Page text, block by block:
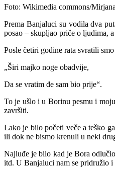
Foto: Wikimedia commons/
Prema Banjaluci su vodila dva
posao – skupljao priče o ljudima,
Posle četiri godine rata svratili
„Širi majko noge obadvije,
Da se vratim đe sam bio prije“.
To je ušlo i u Borinu pesmu i
završiti.
Lako je bilo početi veče a teško
ili dok ne bismo krenuli u neki
Najluđe je bilo kad je Bora
itd. U Banjaluci nam se pridružio